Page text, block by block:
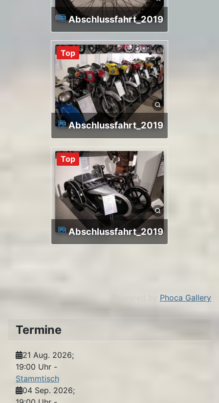
Abschlussfahrt_2019
Top
Abschlussfahrt_2019
Top
Abschlussfahrt_2019
Phoca Gallery
Termine
21 Aug. 2026;
19:00 Uhr -
Stammtisch
04 Sep. 2026;